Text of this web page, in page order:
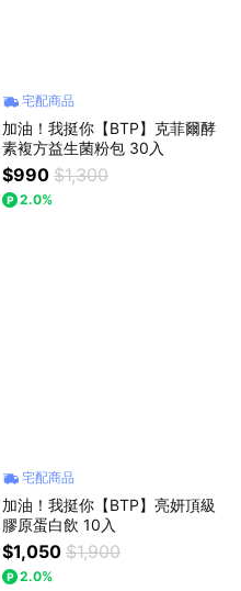
宅配商品
加油！我挺你【BTP】克菲爾酵
素複方益生菌粉包 30入
$990 $1,300
2.0%
宅配商品
加油！我挺你【BTP】亮妍頂級
膠原蛋白飲 10入
$1,050 $1,900
2.0%